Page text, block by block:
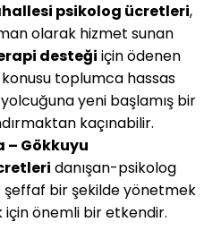
psikolog ücretleri,
olarak hizmet sunan
desteği için ödenen
toplumca hassas
yeni başlamış bir
kaçınabilir.
– Gökkuyu
danışan-psikolog
şeffaf bir şekilde yönetmek
için önemli bir etkendir.